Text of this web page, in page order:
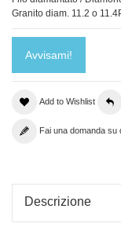
Granito diam. 11.2 o
Avvisami!
Add to Wishlist
Fai una domanda su
Descrizione